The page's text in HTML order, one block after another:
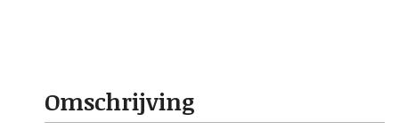
Omschrijving